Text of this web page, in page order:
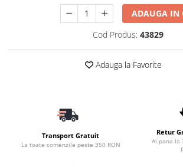
Accesorii Interior Auto
Seturi Interior
Accesorii Siguranta Auto
ADAUGA IN
Cod Produs: 43829
Adauga la Favorite
Transport Gratuit
La toate comenzile peste 350 RON
Retur
Ai pana la